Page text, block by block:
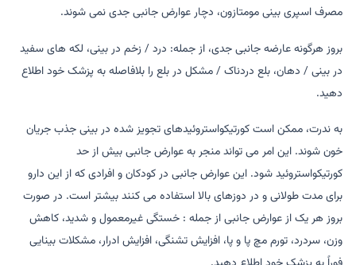
مصرف اسپری بینی مومتازون، دچار عوارض جانبی جدی نمی شوند.
بروز هرگونه عارضه جانبی جدی، از جمله: درد / زخم در بینی، لکه های سفید
در بینی / دهان، بلع دردناک / مشکل در بلع را بلافاصله به پزشک خود اطلاع
دهید.
به ندرت، ممکن است کورتیکواستروئیدهای تجویز شده در بینی جذب جریان
خون شوند. این امر می تواند منجر به عوارض جانبی بیش از حد
کورتیکواستروئید شود. این عوارض جانبی در کودکان و افرادی که از این دارو
برای مدت طولانی و در دوزهای بالا استفاده می کنند بیشتر است. در صورت
بروز هر یک از عوارض جانبی از جمله : خستگی غیرمعمول و شدید، کاهش
وزن، سردرد، تورم مچ پا و پا، افزایش تشنگی، افزایش ادرار، مشکلات بینایی